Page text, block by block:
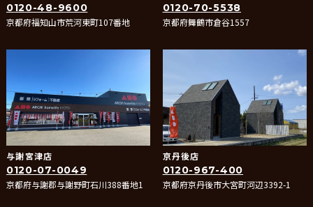
0120-48-9600
京都府福知山市荒河東町107番地
0120-70-5538
京都府舞鶴市倉谷1557
与謝宮津店
0120-07-0049
京都府与謝郡与謝野町石川388番地1
京丹後店
0120-967-400
京都府京丹後市大宮町河辺3392-1